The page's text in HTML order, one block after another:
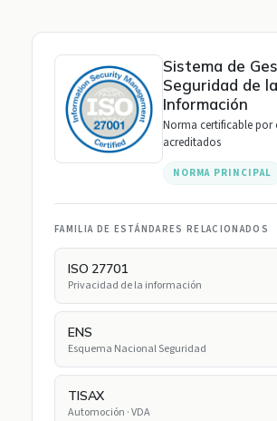
Sistema de
Seguridad de la
Información
Norma certificable por
acreditados
NORMA PRINCIPAL
FAMILIA DE ESTÁNDARES RELACIONADOS
ISO 27701
Privacidad de la información
ENS
Esquema Nacional Seguridad
TISAX
Automoción · VDA